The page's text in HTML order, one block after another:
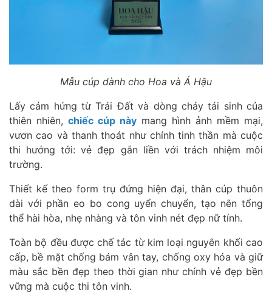
Mẫu cúp dành cho Hoa và Á Hậu
Lấy cảm hứng từ Trái Đất và dòng chảy tái sinh của
thiên nhiên, chiếc cúp này mang hình ảnh mềm mại,
vươn cao và thanh thoát như chính tinh thần mà cuộc
thi hướng tới: vẻ đẹp gắn liền với trách nhiệm môi
trường.
Thiết kế theo form trụ đứng hiện đại, thân cúp thuôn
dài với phần eo bo cong uyển chuyển, tạo nên tổng
thể hài hòa, nhẹ nhàng và tôn vinh nét đẹp nữ tính.
Toàn bộ đều được chế tác từ kim loại nguyên khối cao
cấp, bề mặt chống bám vân tay, chống oxy hóa và giữ
màu sắc bền đẹp theo thời gian như chính vẻ đẹp bền
vững mà cuộc thi tôn vinh.